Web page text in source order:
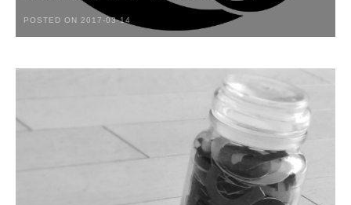
POSTED ON 2017-03-14